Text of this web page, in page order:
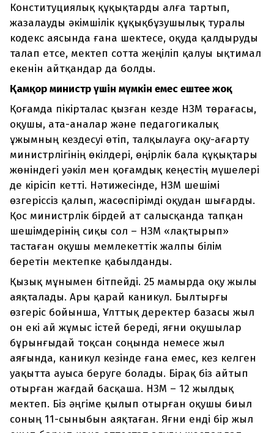
Конституциялық құқықтарды алға тартып,
жазалауды әкімшілік құқықбұзушылық туралы
кодекс аясында ғана шектесе, оқуда қалдыруды
талап етсе, мектеп сотта жеңіліп қалуы ықтимал
екенін айтқандар да болды.
Қамқор министр үшін мүмкін емес ештеңе жоқ
Қоғамда пікірталас қызған кезде НЗМ төрағасы,
оқушы, ата-аналар және педагогикалық
ұжымның кездесуі өтіп, талқылауға оқу-ағарту
министрлігінің өкілдері, өңірлік бала құқықтары
жөніндегі уәкіл мен қоғамдық кеңестің мүшелері
де кірісіп кетті. Нәтижесінде, НЗМ шешімі
өзгеріссіз қалып, жасөспірімді оқудан шығарды.
Қос министрлік бірдей ат салысқанда тапқан
шешімдерінің сиқы сол – НЗМ «лақтырып»
тастаған оқушы мемлекеттік жалпы білім
беретін мектепке қабылданды.
Қызық мұнымен бітпейді. 25 мамырда оқу жылы
аяқталады. Ары қарай каникул. Былтырғы
өзгеріс бойынша, Ұлттық деректер базасы жыл
он екі ай жұмыс істей береді, яғни оқушылар
бұрынғыдай тоқсан соңында немесе жыл
аяғында, каникул кезінде ғана емес, кез келген
уақытта ауыса беруге болады. Бірақ біз айтып
отырған жағдай басқаша. НЗМ – 12 жылдық
мектеп. Біз әңгіме қылып отырған оқушы биыл
соның 11-сыныбын аяқтаған. Яғни енді бір жыл